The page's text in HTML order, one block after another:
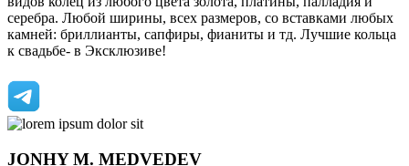
серебра. Любой ширины, всех размеров, со вставками любых
камней: бриллианты, сапфиры, фианиты и тд. Лучшие кольца
к свадьбе- в Эксклюзиве!
JONHYM. MEDVEDEV